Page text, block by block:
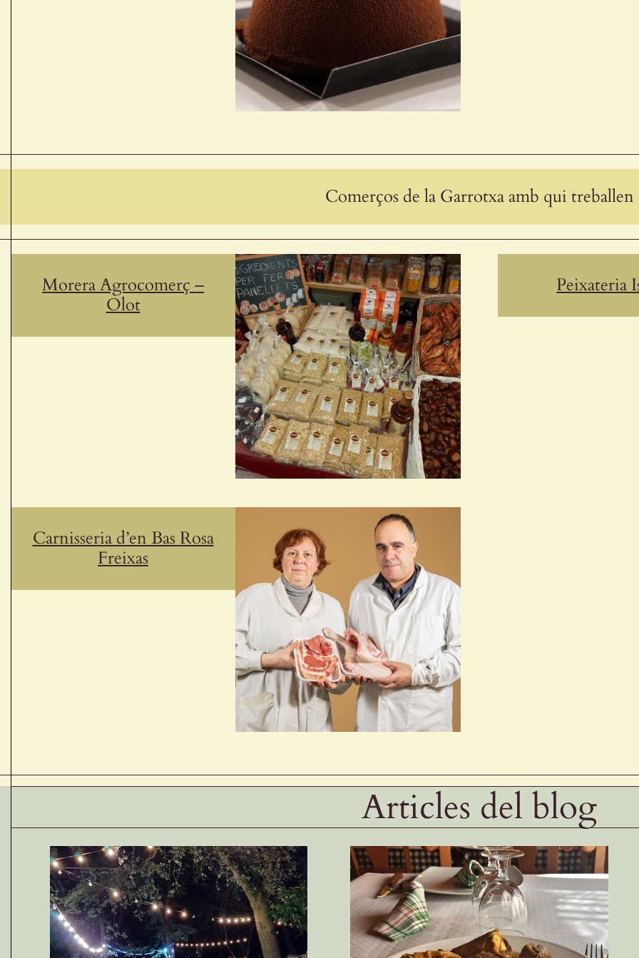
Comerços de la Garrotxa amb qui treballen
Morera Agrocomerç –
Olot
Peixateria
Carnisseria d’en Bas Rosa
Freixas
Articles del blog